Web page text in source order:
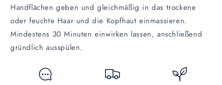
Handflächen geben und gleichmäßig in das trockene
oder feuchte Haar und die Kopfhaut einmassieren.
Mindestens 30 Minuten einwirken lassen, anschließend
gründlich ausspülen.